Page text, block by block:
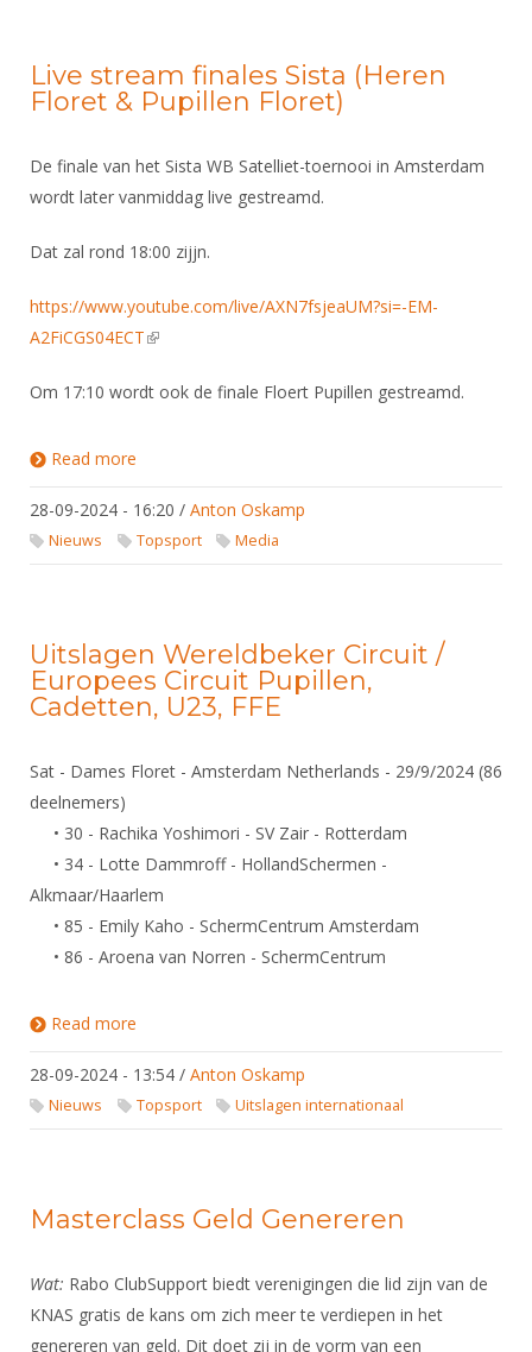
NK organiseren
Promotie en logo
Geschiedenis van het schermen
Live stream finales Sista (Heren
Floret & Pupillen Floret)
De finale van het Sista WB Satelliet-toernooi in Amsterdam
wordt later vanmiddag live gestreamd.
Dat zal rond 18:00 zijjn.
https://www.youtube.com/live/AXN7fsjeaUM?si=-EM-
A2FiCGS04ECT(link is external)
Om 17:10 wordt ook de finale Floert Pupillen gestreamd.
Read more
28-09-2024 - 16:20 / Anton Oskamp
Nieuws Topsport Media
Uitslagen Wereldbeker Circuit /
Europees Circuit Pupillen,
Cadetten, U23, FFE
Sat - Dames Floret - Amsterdam Netherlands - 29/9/2024 (86
deelnemers)
• 30 - Rachika Yoshimori - SV Zair - Rotterdam
• 34 - Lotte Dammroff - HollandSchermen -
Alkmaar/Haarlem
• 85 - Emily Kaho - SchermCentrum Amsterdam
• 86 - Aroena van Norren - SchermCentrum
Read more
28-09-2024 - 13:54 / Anton Oskamp
Nieuws Topsport Uitslagen internationaal
Masterclass Geld Genereren
Wat: Rabo ClubSupport biedt verenigingen die lid zijn van de
KNAS gratis de kans om zich meer te verdiepen in het
genereren van geld. Dit doet zij in de vorm van een